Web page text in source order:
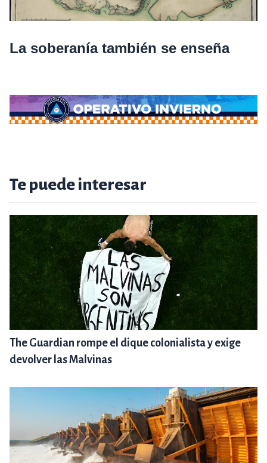
La soberanía también se enseña
Te puede interesar
The Guardian rompe el dique colonialista y exige
devolver las Malvinas